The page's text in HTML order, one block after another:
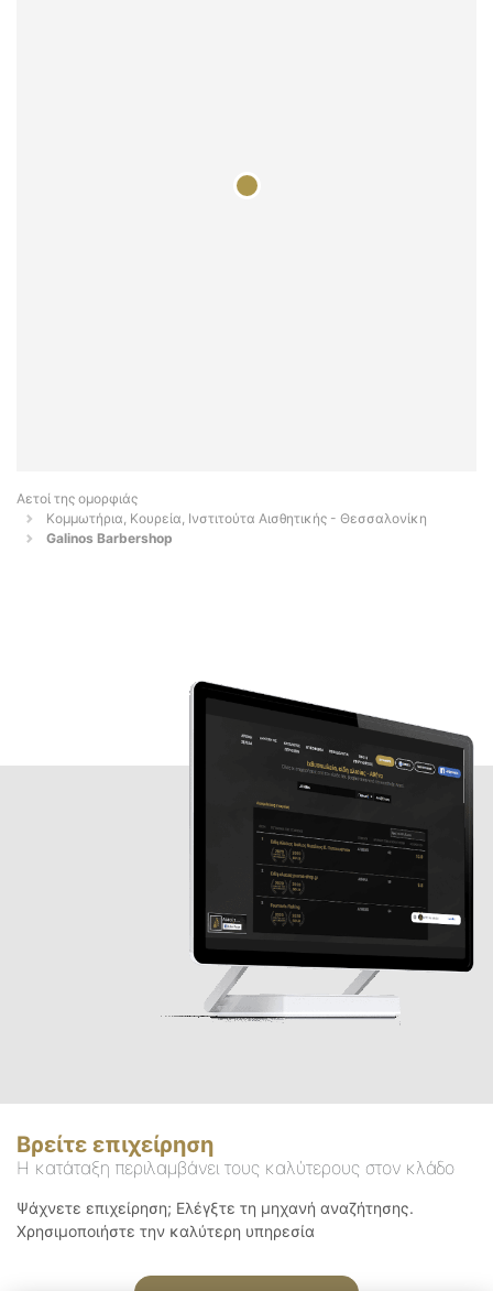
Αετοί της ομορφιάς
Κομμωτήρια, Κουρεία, Ινστιτούτα Αισθητικής - Θεσσαλονίκη
Galinos Barbershop
Βρείτε επιχείρηση
Η κατάταξη περιλαμβάνει τους καλύτερους στον κλάδο
Ψάχνετε επιχείρηση; Ελέγξτε τη μηχανή αναζήτησης.
Χρησιμοποιήστε την καλύτερη υπηρεσία